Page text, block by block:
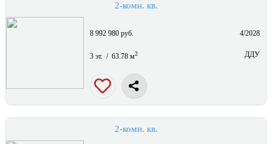
2-комн. кв.
8 992 980 руб. 4/2028
3 эт. / 63.78 м2 ДДУ
2-комн. кв.